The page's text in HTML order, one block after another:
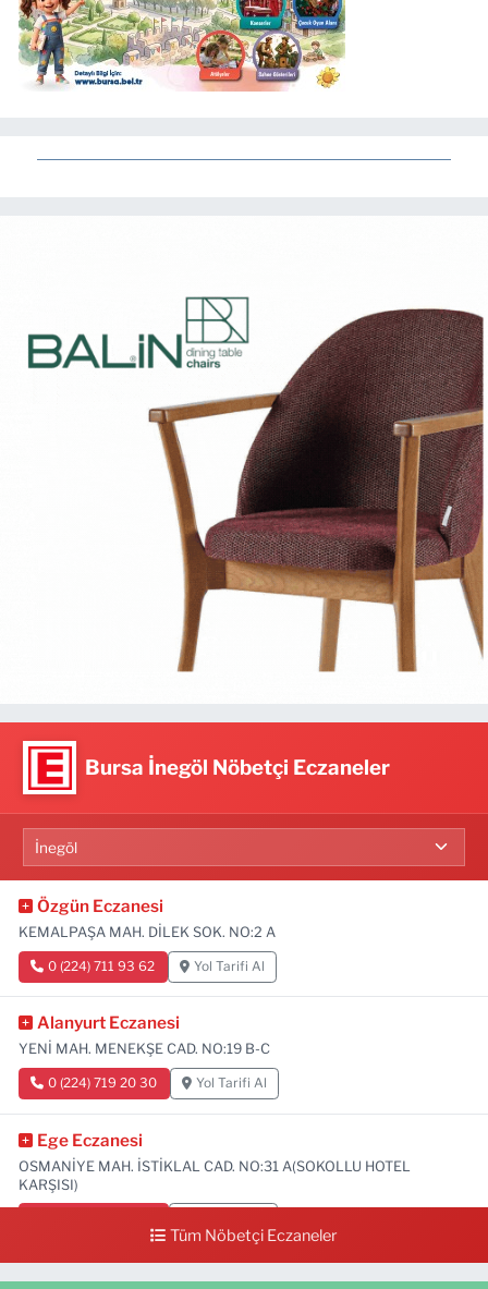
Bursa İnegöl Nöbetçi Eczaneler
Özgün Eczanesi
KEMALPAŞA MAH. DİLEK SOK. NO:2 A
0 (224) 711 93 62 Yol Tarifi Al
Alanyurt Eczanesi
YENİ MAH. MENEKŞE CAD. NO:19 B-C
0 (224) 719 20 30 Yol Tarifi Al
Ege Eczanesi
OSMANİYE MAH. İSTİKLAL CAD. NO:31 A(SOKOLLU HOTEL
KARŞISI)
Tüm Nöbetçi Eczaneler